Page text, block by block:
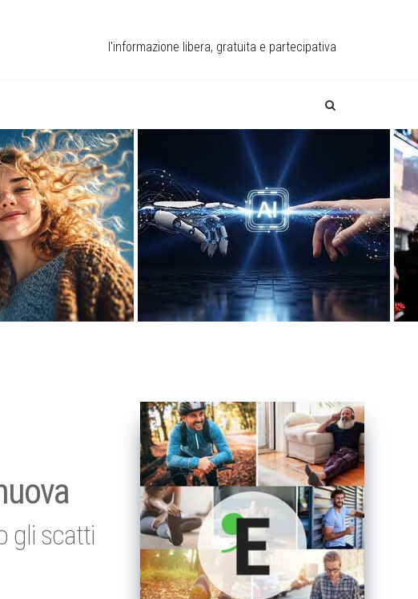
l'informazione libera, gratuita e partecipativa
gli scatti